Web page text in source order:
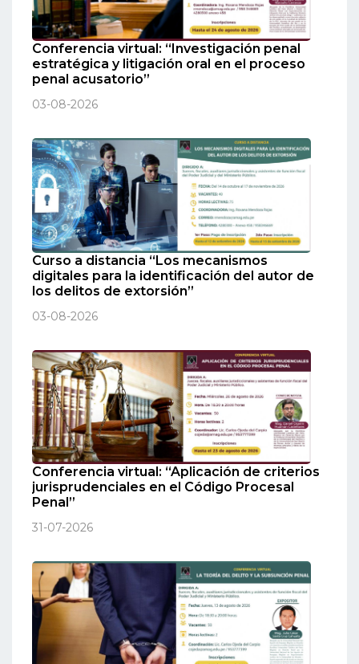
Conferencia virtual: “Investigación penal
estratégica y litigación oral en el proceso
penal acusatorio”
03-08-2026
Curso a distancia “Los mecanismos
digitales para la identificación del autor de
los delitos de extorsión”
03-08-2026
Conferencia virtual: “Aplicación de criterios
jurisprudenciales en el Código Procesal
Penal”
31-07-2026